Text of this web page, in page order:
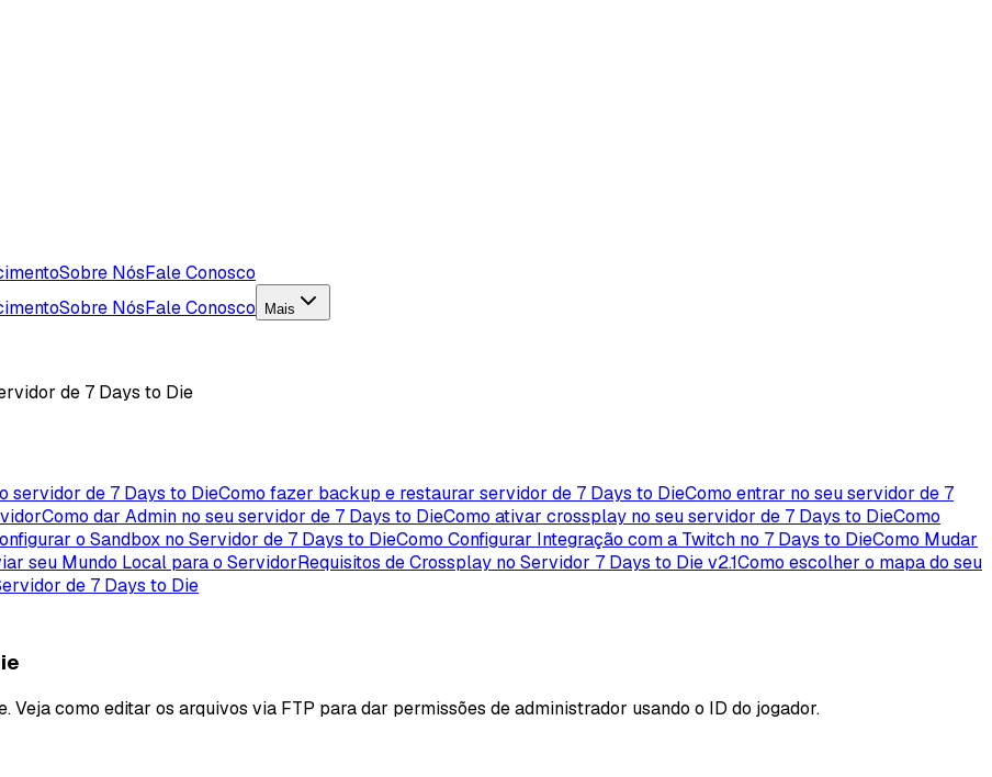
Sobre NósFale Conosco
Sobre NósFale Conosco Mais
de 7 Days to Die
servidor de 7 Days to DieComo fazer backup e restaurar servidor de 7 Days to DieComo entrar no seu servidor de 7
Como dar Admin no seu servidor de 7 Days to DieComo ativar crossplay no seu servidor de 7 Days to DieComo
o Sandbox no Servidor de 7 Days to DieComo Configurar Integração com a Twitch no 7 Days to DieComo Mudar
seu Mundo Local para o ServidorRequisitos de Crossplay no Servidor 7 Days to Die v2.1Como escolher o mapa do seu
de 7 Days to Die
como editar os arquivos via FTP para dar permissões de administrador usando o ID do jogador.